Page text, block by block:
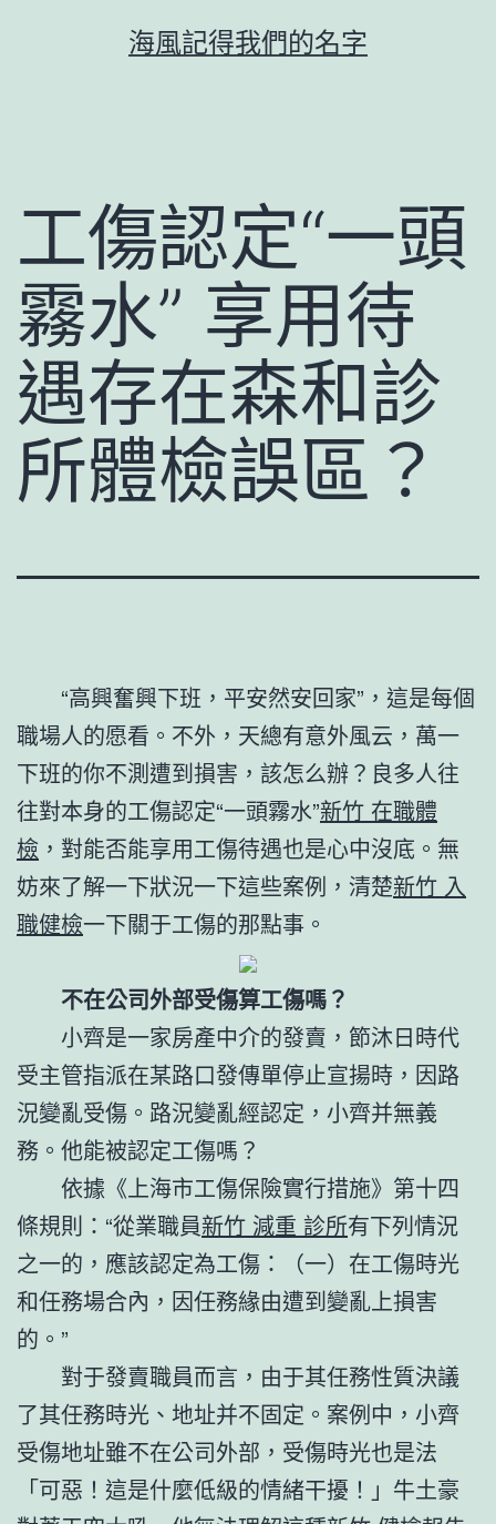
海風記得我們的名字
工傷認定“一頭
霧水” 享用待
遇存在森和診
所體檢誤區？
“高興奮興下班，平安然安回家”，這是每個
職場人的愿看。不外，天總有意外風云，萬一
下班的你不測遭到損害，該怎么辦？良多人往
往對本身的工傷認定“一頭霧水”新竹 在職體
檢 ，對能否能享用工傷待遇也是心中沒底。無
妨來了解一下狀況一下這些案例，清楚新竹 入
職健檢一下關于工傷的那點事。
不在公司外部受傷算工傷嗎？
小齊是一家房產中介的發賣，節沐日時代
受主管指派在某路口發傳單停止宣揚時，因路
況變亂受傷。路況變亂經認定，小齊并無義
務。他能被認定工傷嗎？
依據《上海市工傷保險實行措施》第十四
條規則：“從業職員新竹 減重 診所有下列情況
之一的，應該認定為工傷：（一）在工傷時光
和任務場合內，因任務緣由遭到變亂上損害
的。”
對于發賣職員而言，由于其任務性質決議
了其任務時光、地址并不固定。案例中，小齊
受傷地址雖不在公司外部，受傷時光也是法
「可惡！這是什麼低級的情緒干擾！」牛土豪